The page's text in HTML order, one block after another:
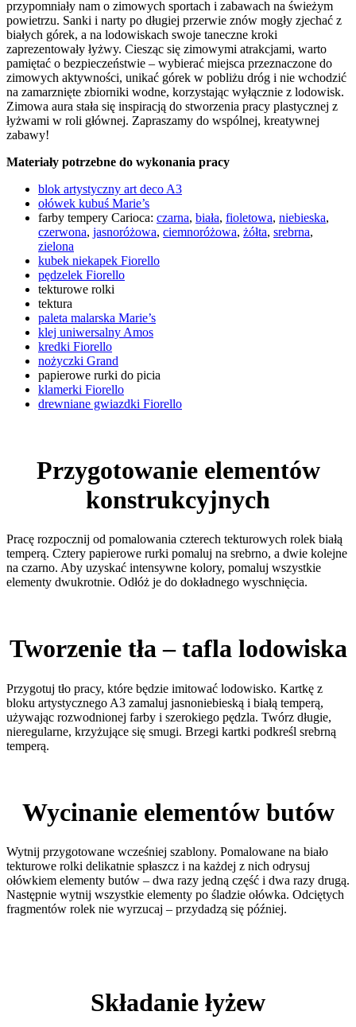
przypomniały nam o zimowych sportach i zabawach na świeżym
powietrzu. Sanki i narty po długiej przerwie znów mogły zjechać z
białych górek, a na lodowiskach swoje taneczne kroki
zaprezentowały łyżwy. Ciesząc się zimowymi atrakcjami, warto
pamiętać o bezpieczeństwie – wybierać miejsca przeznaczone do
zimowych aktywności, unikać górek w pobliżu dróg i nie wchodzić
na zamarznięte zbiorniki wodne, korzystając wyłącznie z lodowisk.
Zimowa aura stała się inspiracją do stworzenia pracy plastycznej z
łyżwami w roli głównej. Zapraszamy do wspólnej, kreatywnej
zabawy!
Materiały potrzebne do wykonania pracy
blok artystyczny art deco A3
ołówek kubuś Marie’s
farby tempery Carioca: czarna, biała, fioletowa, niebieska,
czerwona, jasnoróżowa, ciemnoróżowa, żółta, srebrna,
zielona
kubek niekapek Fiorello
pędzelek Fiorello
tekturowe rolki
tektura
paleta malarska Marie’s
klej uniwersalny Amos
kredki Fiorello
nożyczki Grand
papierowe rurki do picia
klamerki Fiorello
drewniane gwiazdki Fiorello
Przygotowanie elementów
konstrukcyjnych
Pracę rozpocznij od pomalowania czterech tekturowych rolek białą
temperą. Cztery papierowe rurki pomaluj na srebrno, a dwie kolejne
na czarno. Aby uzyskać intensywne kolory, pomaluj wszystkie
elementy dwukrotnie. Odłóż je do dokładnego wyschnięcia.
Tworzenie tła – tafla lodowiska
Przygotuj tło pracy, które będzie imitować lodowisko. Kartkę z
bloku artystycznego A3 zamaluj jasnoniebieską i białą temperą,
używając rozwodnionej farby i szerokiego pędzla. Twórz długie,
nieregularne, krzyżujące się smugi. Brzegi kartki podkreśl srebrną
temperą.
Wycinanie elementów butów
Wytnij przygotowane wcześniej szablony. Pomalowane na biało
tekturowe rolki delikatnie spłaszcz i na każdej z nich odrysuj
ołówkiem elementy butów – dwa razy jedną część i dwa razy drugą.
Następnie wytnij wszystkie elementy po śladzie ołówka. Odciętych
fragmentów rolek nie wyrzucaj – przydadzą się później.
Składanie łyżew